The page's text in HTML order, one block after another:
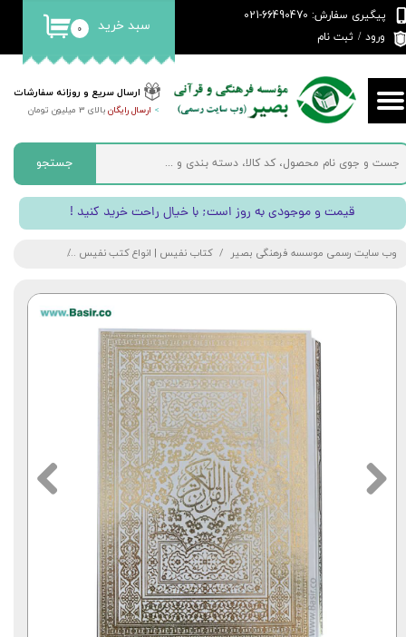
ارسال سریع و روزانه سفارشات
> ارسال رایگانبالای 3 میلیون تومان
پیگیری سفارش: 66490470-021
ورود / ثبت نام
حساب کاربری من
تغییر گذر واژه
سفارشات
خروج از حساب کاربری
۰ سبد خرید
جستجو
! قیمت و موجودی به روز است; با خیال راحت خرید کنید
وب سایت رسمی موسسه فرهنگی بصیر کتاب نفیس | انواع کتب نفیس